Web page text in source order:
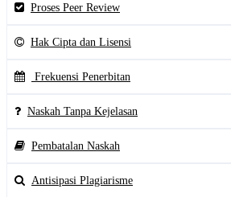
Proses Peer Review
Hak Cipta dan Lisensi
Frekuensi Penerbitan
Naskah Tanpa Kejelasan
Pembatalan Naskah
Antisipasi Plagiarisme